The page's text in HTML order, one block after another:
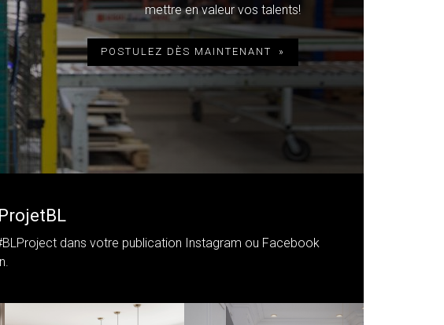
mettre en valeur vos talents!
POSTULEZ DÈS MAINTENANT
dans votre publication Instagram ou Facebook